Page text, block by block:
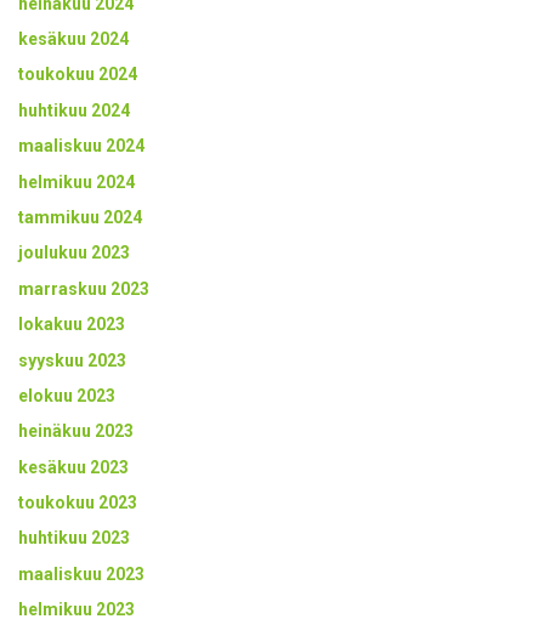
kesäkuu 2024
toukokuu 2024
huhtikuu 2024
maaliskuu 2024
helmikuu 2024
tammikuu 2024
joulukuu 2023
marraskuu 2023
lokakuu 2023
syyskuu 2023
elokuu 2023
heinäkuu 2023
kesäkuu 2023
toukokuu 2023
huhtikuu 2023
maaliskuu 2023
helmikuu 2023